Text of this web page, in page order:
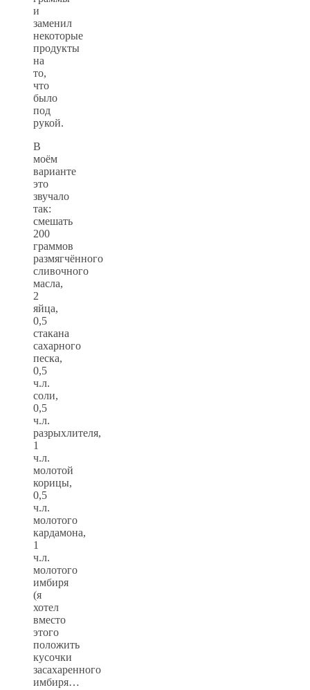
и
заменил
некоторые
продукты
на
то,
что
было
под
рукой.
В
моём
варианте
это
звучало
так:
смешать
200
граммов
размягчённого
сливочного
масла,
2
яйца,
0,5
стакана
сахарного
песка,
0,5
ч.л.
соли,
0,5
ч.л.
разрыхлителя,
1
ч.л.
молотой
корицы,
0,5
ч.л.
молотого
кардамона,
1
ч.л.
молотого
имбиря
(я
хотел
вместо
этого
положить
кусочки
засахаренного
имбиря…